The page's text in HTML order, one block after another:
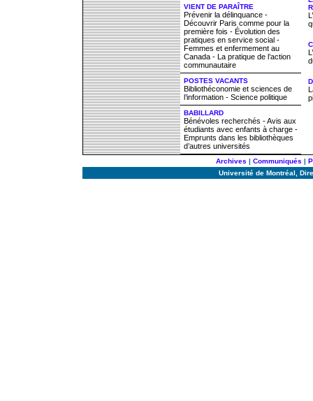
VIENT DE PARAÎTRE
Prévenir la délinquance -
Découvrir Paris comme pour la
première fois - Évolution des
pratiques en service social -
Femmes et enfermement au
Canada - La pratique de l’action
communautaire
POSTES VACANTS
Bibliothéconomie et sciences de
l’information - Science politique
BABILLARD
Bénévoles recherchés - Avis aux
étudiants avec enfants à charge -
Emprunts dans les bibliothèques
d’autres universités
Archives | Communiqués |
Université de Montréal,